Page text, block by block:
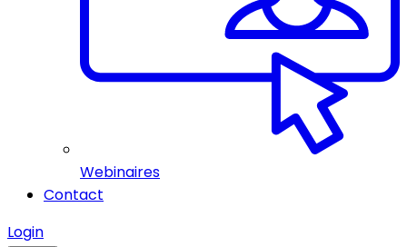
Webinaires
Contact
Login